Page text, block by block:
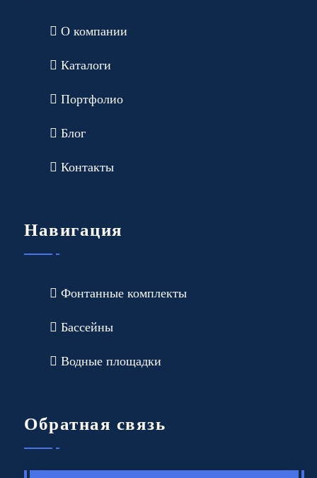
О компании
Каталоги
Портфолио
Блог
Контакты
Навигация
Фонтанные комплекты
Бассейны
Водные площадки
Обратная связь